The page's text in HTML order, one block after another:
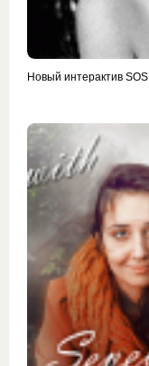
Новый интерактив SOS